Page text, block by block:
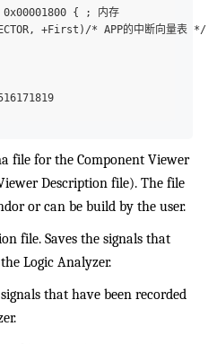
0x00001800 { ; 内存
+First)/* APP的中断向量表 */
12345678910111213141516171819
file for the Component Viewer
Description file). The file
or can be build by the user.
file. Saves the signals that
Logic Analyzer.
that have been recorded